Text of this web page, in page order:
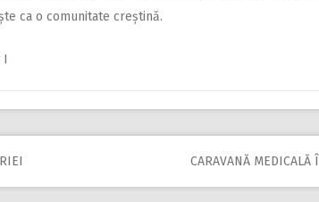
ca o comunitate creștină.
I
CARAVANĂ